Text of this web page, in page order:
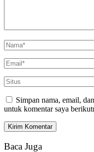
Simpan nama, email,
untuk komentar saya
Baca Juga